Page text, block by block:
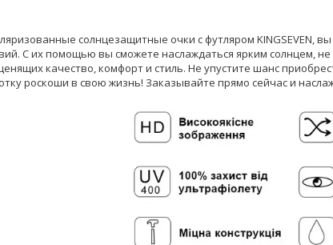
солнцезащитные очки с футляром KINGSEVEN,
С их помощью вы сможете наслаждаться ярким солнцем,
качество, комфорт и стиль. Не упустите шанс
роскоши в свою жизнь! Заказывайте прямо сейчас и